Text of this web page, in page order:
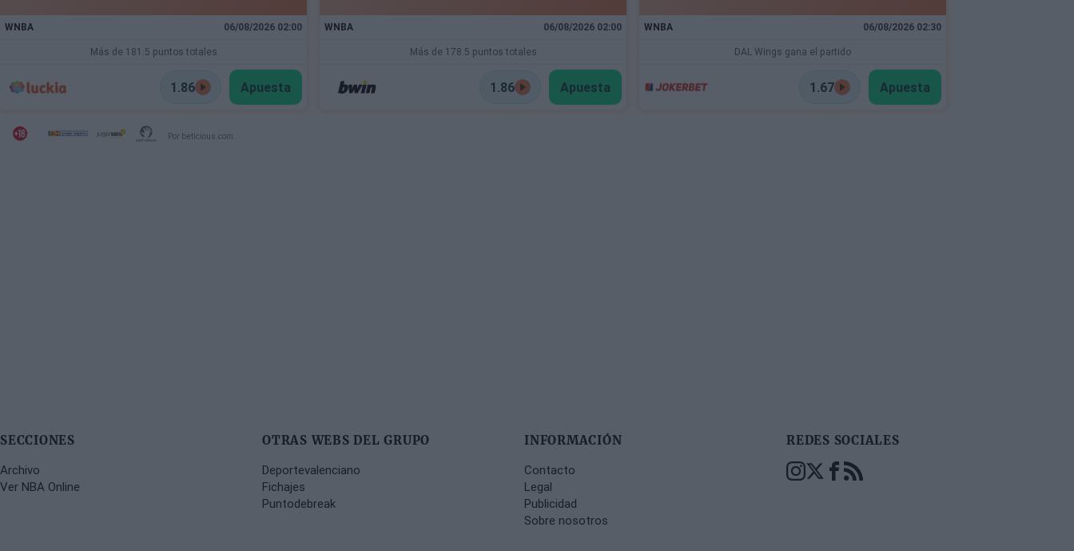
WNBA 06/08/2026 02:00
Más de 181.5 puntos totales
1.86 Apuesta
WNBA 06/08/2026 02:00
Más de 178.5 puntos totales
1.86 Apuesta
WNBA 06/08/2026 02:30
DAL Wings gana el partido
1.67 Apuesta
Por beticious.com
SECCIONES
Archivo
Ver NBA Online
OTRAS WEBS DEL GRUPO
Deportevalenciano
Fichajes
Puntodebreak
INFORMACIÓN
Contacto
Legal
Publicidad
Sobre nosotros
REDES SOCIALES